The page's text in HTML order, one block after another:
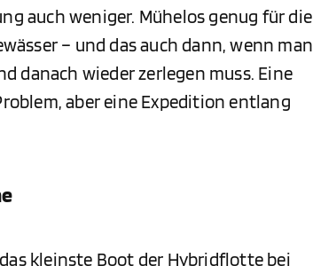
auch weniger. Mühelos genug für die
– und das auch dann, wenn man
danach wieder zerlegen muss. Eine
aber eine Expedition entlang
kleinste Boot der Hybridflotte bei